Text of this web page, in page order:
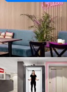
Hela
Oslo
Bergen
Hela